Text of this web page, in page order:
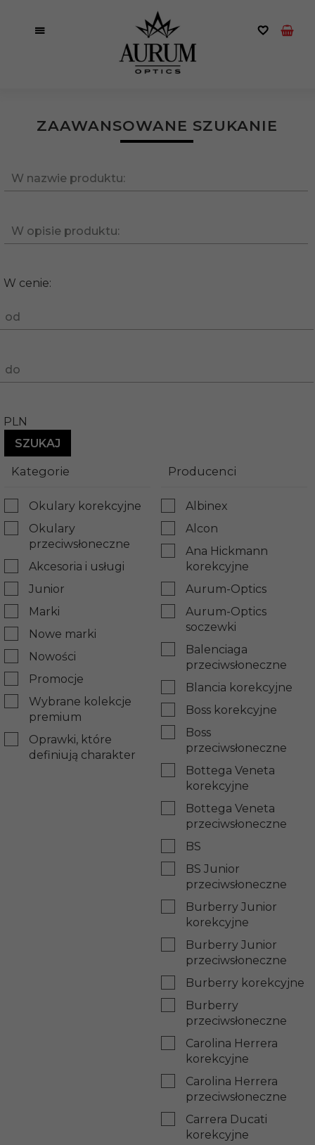
ZAAWANSOWANE SZUKANIE
W nazwie produktu:
W opisie produktu:
W cenie:
od
do
PLN
Kategorie
Okulary korekcyjne
Okulary
przeciwsłoneczne
Akcesoria i usługi
Junior
Marki
Nowe marki
Nowości
Promocje
Wybrane kolekcje
premium
Oprawki, które
definiują charakter
Producenci
Albinex
Alcon
Ana Hickmann
korekcyjne
Aurum-Optics
Aurum-Optics
soczewki
Balenciaga
przeciwsłoneczne
Blancia korekcyjne
Boss korekcyjne
Boss
przeciwsłoneczne
Bottega Veneta
korekcyjne
Bottega Veneta
przeciwsłoneczne
BS
BS Junior
przeciwsłoneczne
Burberry Junior
korekcyjne
Burberry Junior
przeciwsłoneczne
Burberry korekcyjne
Burberry
przeciwsłoneczne
Carolina Herrera
korekcyjne
Carolina Herrera
przeciwsłoneczne
Carrera Ducati
korekcyjne